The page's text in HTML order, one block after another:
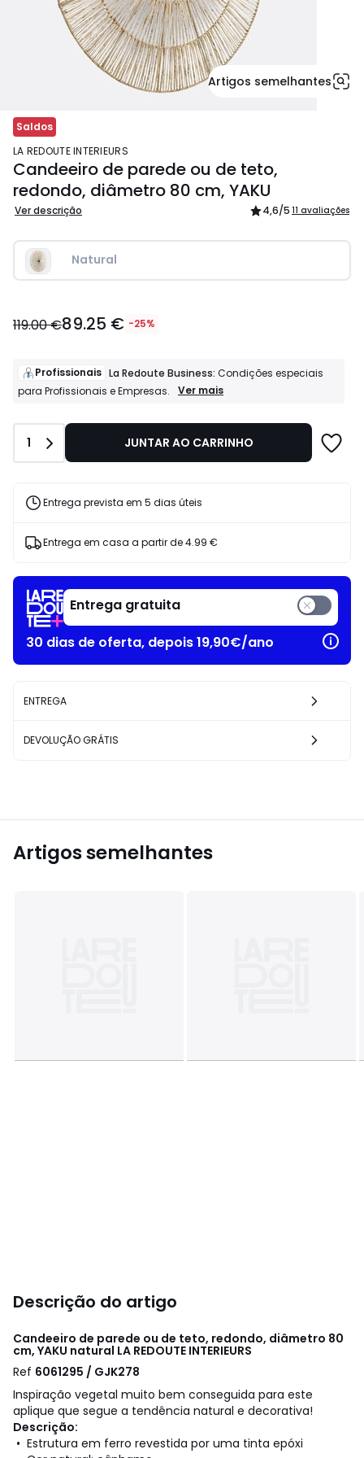
Artigos semelhantes
Saldos
LA REDOUTE INTERIEURS
Candeeiro de parede ou de teto,
redondo, diâmetro 80 cm, YAKU
Ver descrição 4,6/5 11 avaliações
Natural
€
de
119.00
25%
desconto
119.00 €89.25 € -25%
Profissionais La Redoute Business: Condições especiais
para Profissionais e Empresas.
Profissionais
Condições
e
Ver mais
Quantidade
1 JUNTAR AO CARRINHO
Entrega prevista em 5 dias úteis
Entrega em casa a partir de4.99 €
Entrega gratuita
30 dias de oferta, depois 19,90€/ano
ENTREGA
DEVOLUÇÃO GRÁTIS
Artigos semelhantes
Descrição do artigo
Candeeiro de parede ou de teto, redondo, diâmetro 80
cm, YAKU natural LA REDOUTE INTERIEURS
Ref 6061295 / GJK278
Inspiração vegetal muito bem conseguida para este
aplique que segue a tendência natural e decorativa!
Descrição:
• Estrutura em ferro revestida por uma tinta epóxi